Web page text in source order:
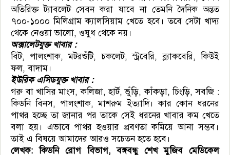
অতিরিক্ত ট্যাবলেট সেবন করা যাবে না তেমনি দৈনিক অন্তত
৭০০-১০০০ মিলিগ্রাম ক্যালসিয়াম খেতে হবে। তবে সেটা খাদ্য
থেকে নেওয়া ভালো, ওষুধ থেকে নয়।
অক্সালেটযুক্ত খাবার :
বিট, পালংশাক, মটরশুঁটি, চকলেট, স্ট্রবেরি, ব্ল্যাকবেরি, কিউই
ফল, বাদাম।
ইউরিক এসিডযুক্ত খাবার :
গরু বা খাসির মাংস, কলিজা, হার্ট, ভুঁড়ি, কাঁকড়া, চিংড়ি, সবজি :
কিডনি বিনস, পালংশাক, মাশরুম ইত্যাদি। কার কোন ধরনের
পাথর হচ্ছে তা জানার পর তাকে সেই ধরনের খাবার কম খেতে
বলা হয়। এভাবে পাথর হওয়ার প্রবণতা কমিয়ে আনা সম্ভব।
তাই এ বিষয়ে আমাদের আরও সচেতন হতে হবে।
লেখক: কিডনি রোগ বিভাগ, বঙ্গবন্ধু শেখ মুজিব মেডিকেল